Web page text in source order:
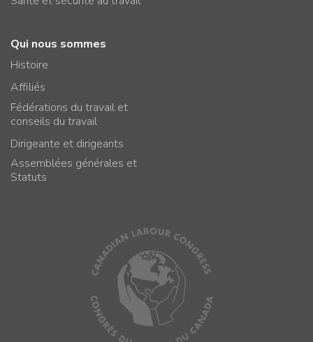
Qui nous sommes
Histoire
Affiliés
Fédérations du travail et
conseils du travail
Dirigeante et dirigeants
Assemblées générales et
Statuts